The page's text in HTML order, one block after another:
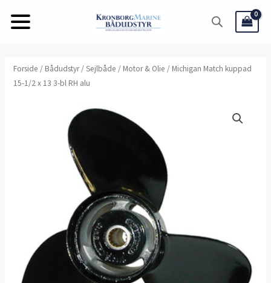
Forside / Bådudstyr/Sejlbåde / Motor & Olie / Michigan Match kuppad
15-1/2 x 13 3-bl RH alu